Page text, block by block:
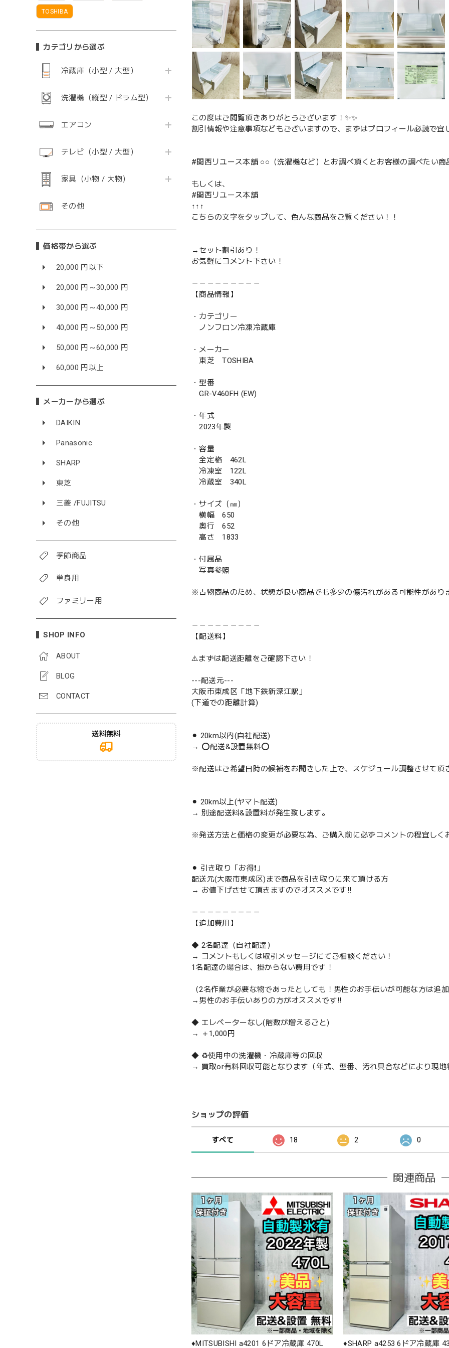
TOSHIBA
カテゴリから選ぶ
冷蔵庫（小型 / 大型）
洗濯機（縦型 / ドラム型）
エアコン
テレビ（小型 / 大型）
家具（小物 / 大物）
その他
価格帯から選ぶ
20,000 円以下
20,000 円～30,000 円
30,000 円～40,000 円
40,000 円～50,000 円
50,000 円～60,000 円
60,000 円以上
メーカーから選ぶ
DAIKIN
Panasonic
SHARP
東芝
三菱 /FUJITSU
その他
季節商品
単身用
ファミリー用
SHOP INFO
ABOUT
BLOG
CONTACT
送料無料
この度はご閲覧頂きありがとうございます！✨✨
割引情報や注意事項などもございますので、まずはプロフィール必読で宜
#関西リユース本舗 ○○（洗濯機など）とお調べ頂くとお客様の調べたい商
もしくは、
#関西リユース本舗
↑↑↑
こちらの文字をタップして、色んな商品をご覧ください！！
→セット割引あり！
お気軽にコメント下さい！
－－－－－－－－－
【商品情報】
・カテゴリー
ノンフロン冷凍冷蔵庫
・メーカー
東芝 TOSHIBA
・型番
GR-V460FH (EW)
・年式
2023年製
・容量
全定格 462L
冷凍室 122L
冷蔵室 340L
・サイズ（㎜）
横幅 650
奥行 652
高さ 1833
・付属品
写真参照
※古物商品のため、状態が良い商品でも多少の傷汚れがある可能性があり
－－－－－－－－－
【配送料】
⚠️まずは配送距離をご確認下さい！
---配送元---
大阪市東成区「地下鉄新深江駅」
(下道での距離計算)
⚫︎ 20km以内(自社配送)
→ ⭕️配送&設置無料⭕️
※配送はご希望日時の候補をお聞きした上で、スケジュール調整させて頂
⚫︎ 20km以上(ヤマト配送)
→ 別途配送料&設置料が発生致します。
※発送方法と価格の変更が必要な為、ご購入前に必ずコメントの程宜しく
⚫︎ 引き取り「お得❗️」
配送元(大阪市東成区)まで商品を引き取りに来て頂ける方
→ お値下げさせて頂きますのでオススメです‼️
－－－－－－－－－
【追加費用】
◆ 2名配達（自社配達）
→ コメントもしくは取引メッセージにてご相談ください！
1名配達の場合は、掛からない費用です！
（2名作業が必要な物であったとしても！男性のお手伝いが可能な方は追
→男性のお手伝いありの方がオススメです‼️
◆ エレベーターなし(階数が増えるごと)
→ ＋1,000円
◆ ♻️使用中の洗濯機・冷蔵庫等の回収
→ 買取or有料回収可能となります（年式、型番、汚れ具合などにより現地
ショップの評価
すべて 18 2 0
関連商品
♦️MITSUBISHI a4201 6ドア冷蔵庫 470L ♦️SHARP a4253 6ドア冷蔵庫